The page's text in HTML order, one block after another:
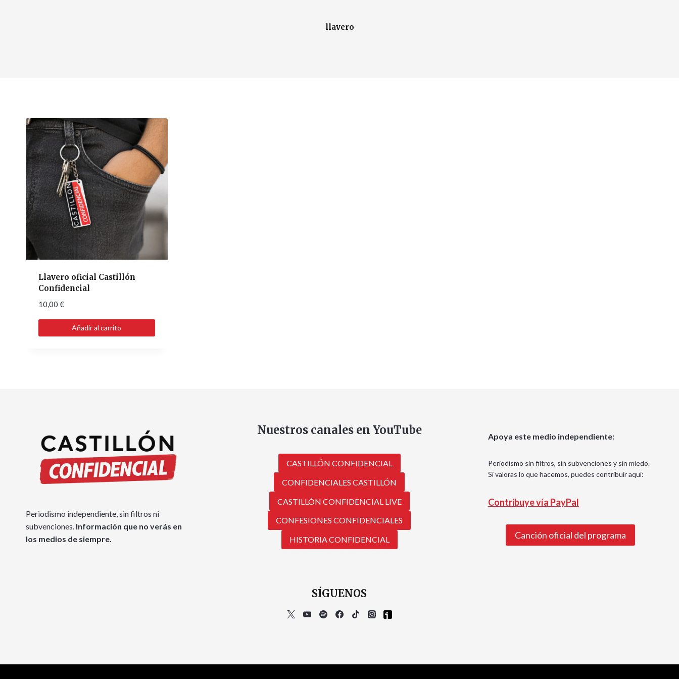
llavero
Llavero oficial Castillón
Confidencial
10,00 €
Añadir al carrito
Periodismo independiente, sin filtros ni
subvenciones. Información que no verás en
los medios de siempre.
Nuestros canales en YouTube
CASTILLÓN CONFIDENCIAL
CONFIDENCIALES CASTILLÓN
CASTILLÓN CONFIDENCIAL LIVE
CONFESIONES CONFIDENCIALES
HISTORIA CONFIDENCIAL
Apoya este medio independiente:
Periodismo sin filtros, sin subvenciones y sin miedo.
Si valoras lo que hacemos, puedes contribuir aquí:
Contribuye vía PayPal
Canción oficial del programa
SÍGUENOS